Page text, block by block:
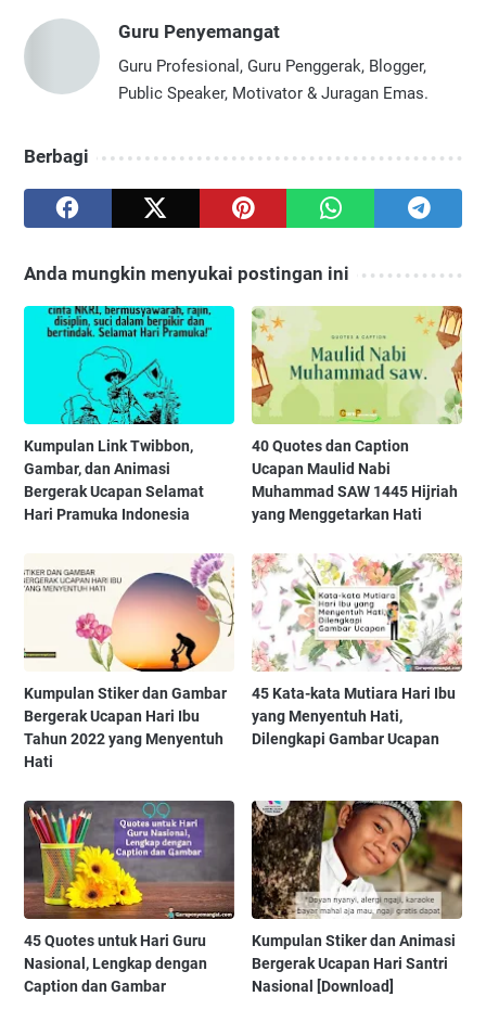
Guru Penyemangat
Guru Profesional, Guru Penggerak, Blogger,
Public Speaker, Motivator & Juragan Emas.
Berbagi
Anda mungkin menyukai postingan ini
Kumpulan Link Twibbon,
Gambar, dan Animasi
Bergerak Ucapan Selamat
Hari Pramuka Indonesia
40 Quotes dan Caption
Ucapan Maulid Nabi
Muhammad SAW 1445 Hijriah
yang Menggetarkan Hati
Kumpulan Stiker dan Gambar
Bergerak Ucapan Hari Ibu
Tahun 2022 yang Menyentuh
Hati
45 Kata-kata Mutiara Hari Ibu
yang Menyentuh Hati,
Dilengkapi Gambar Ucapan
45 Quotes untuk Hari Guru
Nasional, Lengkap dengan
Caption dan Gambar
Kumpulan Stiker dan Animasi
Bergerak Ucapan Hari Santri
Nasional [Download]